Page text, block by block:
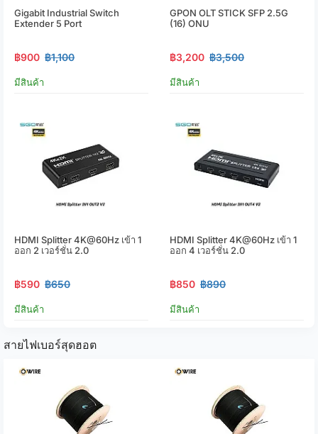
Gigabit Industrial Switch
Extender 5 Port
฿900 ฿1,100
มีสินค้า
GPON OLT STICK SFP 2.5G
(16) ONU
฿3,200 ฿3,500
มีสินค้า
HDMI Splitter 4K@60Hz เข้า 1
ออก 2 เวอร์ชั่น 2.0
฿590 ฿650
มีสินค้า
HDMI Splitter 4K@60Hz เข้า 1
ออก 4 เวอร์ชั่น 2.0
฿850 ฿890
มีสินค้า
สายไฟเบอร์สุดฮอต